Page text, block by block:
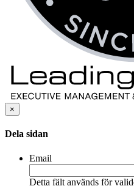
×
Dela sidan
Email
Detta fält används för